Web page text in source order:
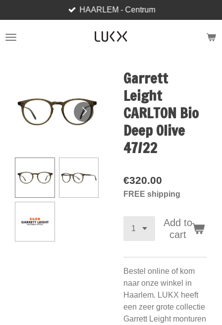
to
main
HAARLEM - Centrum
Garrett
Leight
CARLTON Bio
Deep Olive
47/22
€320.00
FREE shipping
Add to
cart
Bestel online of kom
naar onze winkel in
Haarlem. LUKX heeft
een zeer grote collectie
Garrett Leight monturen